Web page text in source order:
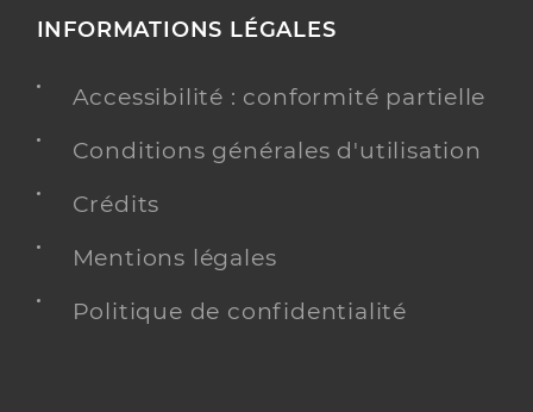
INFORMATIONS LÉGALES
Accessibilité : conformité partielle
Conditions générales d'utilisation
Crédits
Mentions légales
Politique de confidentialité